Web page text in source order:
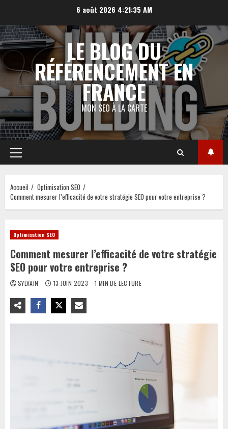
contenu
6 août 2026 4:21:35 AM
LE BLOG DU
RÉFÉRENCEMENT EN
FRANCE
MON SEO À LA CARTE
Menu
principal
Accueil
Optimisation SEO
Comment mesurer l’efficacité de votre stratégie SEO pour votre entreprise ?
Optimisation SEO
Comment mesurer l’efficacité de votre stratégie
SEO pour votre entreprise ?
SYLVAIN 13 JUIN 2023 1 MIN DE LECTURE